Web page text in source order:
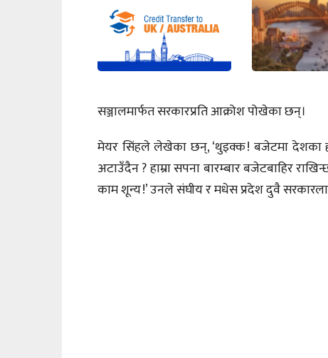
सञ्जालमार्फत सरकारप्रति आक्रोश पोखेका छन्।
मेयर सिंहले लेखेका छन्, ‘थुइक्क ! बजेटमा देशका
अटाउँदैन ? हाम्रा सपना बारम्बार बजेटबाहिर
काम शून्य !’ उनले संघीय र मधेस प्रदेश दुवै